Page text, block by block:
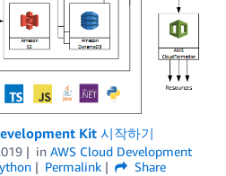
Kit 시작하기
in AWS Cloud Development
Permalink
Share